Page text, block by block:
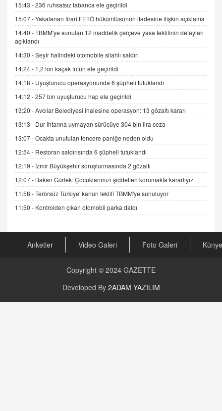
İNCİ GÜL AKÖL
Trump Keşke Adana'yı da Ziyaret Etse...
06.07.2026 13:00
ADEM AKÖL
Esed Destekçilerinin Yüzüne Vurulan Şamar:
Sednaya
11.12.2024 12:30
DR. EKREM ASLAN
Gerçek Ne, Algı Ne? "Beraber Yürüyoruz"
Cümlesinin Peşinden
19.07.2025 12:45
GÖNÜL MENEKŞE
Şifacının Yolu
04.11.2025 12:56
AV. RÜMEYSA ÖZKALE
Arabulucuya Başvuru Şartı
23.09.2023 16:30
Değişen yapısıyla Suriye
15:43 -236 ruhsatsız tabanca ele geçirildi
15:07 -Yakalanan firari FETÖ hükümlüsünün ifadesine ilişkin açıklama
14:40 -TBMM'ye sunulan 12 maddelik çerçeve yasa teklifinin detayları
açıklandı
14:30 -Seyir halindeki otomobile silahlı saldırı
14:24 - 1,2 ton kaçak tütün ele geçirildi
14:18 - Uyuşturucu operasyonunda 6 şüpheli tutuklandı
14:12 -257 bin uyuşturucu hap ele geçirildi
13:20 -Avcılar Belediyesi ihalesine operasyon: 13 gözaltı kararı
13:13 - Dur ihtarına uymayan sürücüye 304 bin lira ceza
13:07 -Ocakta unutulan tencere paniğe neden oldu
12:54 - Restoran saldırısında 6 şüpheli tutuklandı
12:19 - İzmir Büyükşehir soruşturmasında 2 gözaltı
12:07 - Bakan Gürlek: Çocuklarımızı şiddetten korumakta kararlıyız
11:58 -Terörsüz Türkiye' kanun teklifi TBMM'ye sunuluyor
11:50 - Kontrolden çıkan otomobil parka daldı
Anketler Video Galeri Foto Galeri Künye
Copyright © 2024 GAZETTE
Developed By 2ADAM YAZILIM